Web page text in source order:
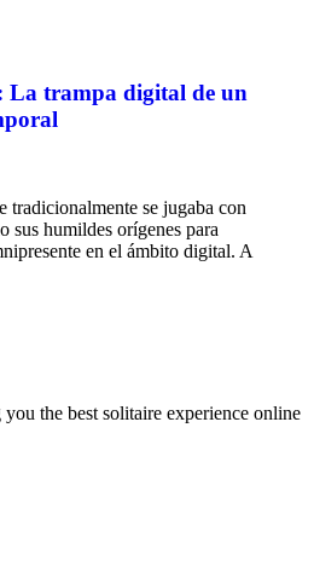
La trampa digital de un
se jugaba con
sus humildes orígenes para
en el ámbito digital. A
the best solitaire experience online